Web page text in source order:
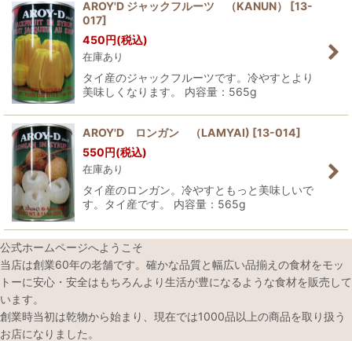
AROY'D ジャックフルーツ （KANUN） [13-
017]
450円(税込)
在庫あり
タイ産のジャックフルーツです。冷やすとより
美味しくなります。 内容量：565g
AROY'D ロンガン （LAMYAI) [13-014]
550円(税込)
在庫あり
タイ産のロンガン。冷やすともっと美味しいで
す。タイ産です。 内容量：565g
公式ホームページへようこそ
当店は創業60年の老舗です。確かな品質と幅広い品揃えの食材をモッ
トーに安心・安全はもちろんより生活が豊になるような食材を販売して
います。
創業時当初は乾物から始まり、現在では1000品以上の商品を取り扱う
お店になりました。